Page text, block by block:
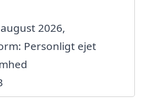
2026,
Personligt ejet